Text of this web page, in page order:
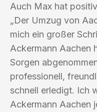
Auch Max hat
„Der Umzug von
mich ein großer
Ackermann Aachen
Sorgen
professionell,
schnell erledigt. Ich
Ackermann Aachen